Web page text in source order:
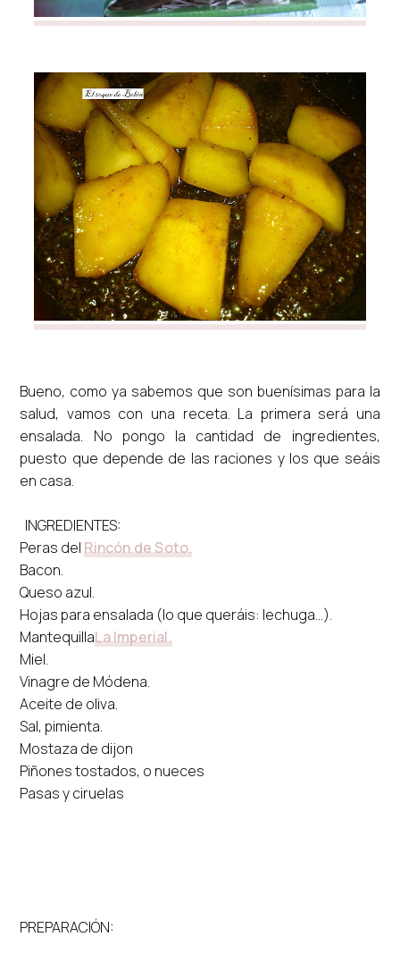
Bueno, como ya sabemos que son buenísimas para la
salud, vamos con una receta. La primera será una
ensalada. No pongo la cantidad de ingredientes,
puesto que depende de las raciones y los que seáis
en casa.
INGREDIENTES:
Peras delRincón de Soto.
Bacon.
Queso azul.
Hojas para ensalada (lo que queráis: lechuga...).
MantequillaLa Imperial.
Miel.
Vinagre de Módena.
Aceite de oliva.
Sal, pimienta.
Mostaza de dijon
Piñones tostados, o nueces
Pasas y ciruelas
PREPARACIÓN: